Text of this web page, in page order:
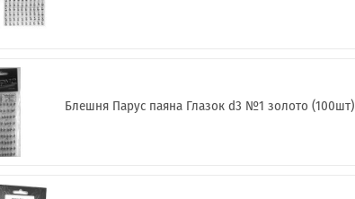
Блешня Парус паяна Глазок d3 №1 золото (100шт)